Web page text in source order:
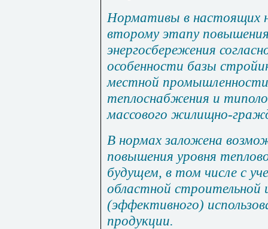
Нормативы в настоящих
второму этапу
энергосбережения
особенности базы
местной
теплоснабжения и
массового жилищно-
В нормах заложена
повышения уровня
будущем, в том числе с
областной строительной
(эффективного)
продукции.